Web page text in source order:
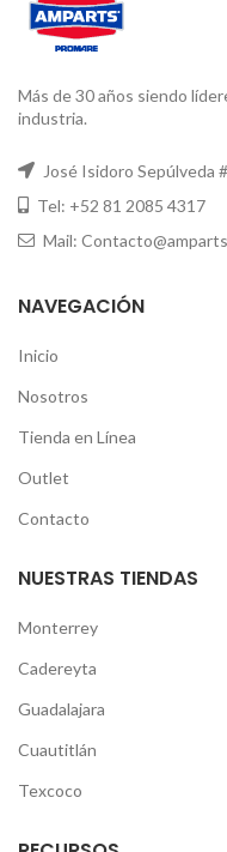
Más de 30 años siendo
industria.
José Isidoro Sepúlveda
Tel: +52 81 2085 4317
Mail:
NAVEGACIÓN
Inicio
Nosotros
Tienda en Línea
Outlet
Contacto
NUESTRAS TIENDAS
Monterrey
Cadereyta
Guadalajara
Cuautitlán
Texcoco